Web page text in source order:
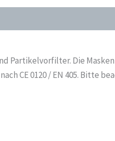
Partikelvorfilter. Die
CE 0120 / EN 405. Bitte